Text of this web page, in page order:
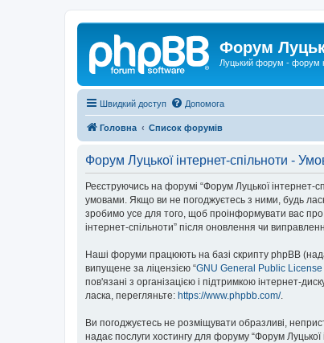
Форум
Луцький форум - форум
Швидкий доступ Допомога
Головна Список форумів
Форум Луцької інтернет-спільноти -
Реєструючись на форумі “Форум Луцької інтернет-
умовами. Якщо ви не погоджуєтесь з ними, будь
зробимо усе для того, щоб проінформувати вас
інтернет-спільноти” після оновлення чи
Наші форуми працюють на базі скрипту phpBB
випущене за ліцензією “GNU General Public License
пов'язані з організацією і підтримкою інтернет-
ласка, перегляньте: https://www.phpbb.com/.
Ви погоджуєтесь не розміщувати образливі,
надає послуги хостингу для форуму “Форум Луцької